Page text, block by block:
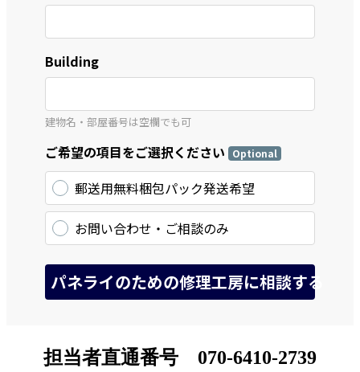
担当者直通番号 070-6410-2739